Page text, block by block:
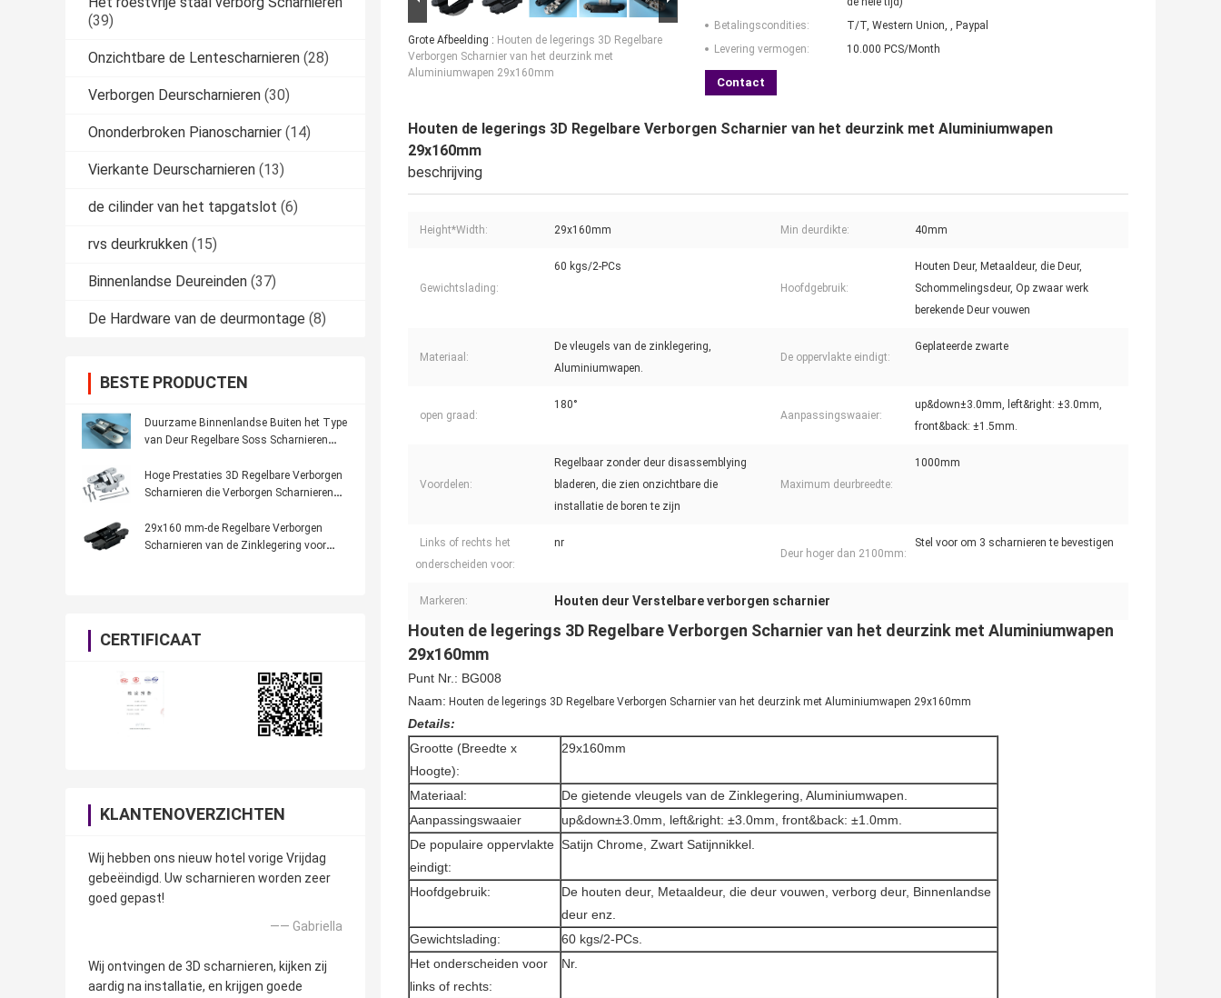
(39)
Onzichtbare de Lentescharnieren (28)
Verborgen Deurscharnieren (30)
Ononderbroken Pianoscharnier (14)
Vierkante Deurscharnieren (13)
de cilinder van het tapgatslot (6)
rvs deurkrukken (15)
Binnenlandse Deureinden (37)
De Hardware van de deurmontage (8)
BESTE PRODUCTEN
Duurzame Binnenlandse Buiten het Type
van Deur Regelbare Soss Scharnieren
Hoge Prestaties 3D Regelbare Verborgen
Scharnieren die Verborgen Scharnieren
29x160 mm-de Regelbare Verborgen
Scharnieren van de Zinklegering voor
CERTIFICAAT
KLANTENOVERZICHTEN
Wij hebben ons nieuw hotel vorige Vrijdag
gebeëindigd. Uw scharnieren worden zeer
goed gepast!
—— Gabriella
Wij ontvingen de 3D scharnieren, kijken zij
aardig na installatie, en krijgen goede
Grote Afbeelding : Houten de legerings 3D Regelbare
Verborgen Scharnier van het deurzink met
Aluminiumwapen 29x160mm
Betalingscondities:
T/T, Western Union, , Paypal
Levering vermogen:
10.000 PCS/Month
Contact
Houten de legerings 3D Regelbare Verborgen Scharnier van het deurzink met Aluminiumwapen
29x160mm
beschrijving
Height*Width: 29x160mm Min deurdikte: 40mm
Gewichtslading:
60 kgs/2-PCs
Hoofdgebruik:
Houten Deur, Metaaldeur, die Deur,
Schommelingsdeur, Op zwaar werk
berekende Deur vouwen
Materiaal:
De vleugels van de zinklegering,
Aluminiumwapen.
De oppervlakte eindigt:
Geplateerde zwarte
open graad:
180°
Aanpassingswaaier:
up&down±3.0mm, left&right: ±3.0mm,
front&back: ±1.5mm.
Voordelen:
Regelbaar zonder deur disassemblying
bladeren, die zien onzichtbare die
installatie de boren te zijn
Maximum deurbreedte:
1000mm
Links of rechts het
onderscheiden voor:
nr
Deur hoger dan 2100mm:
Stel voor om 3 scharnieren te bevestigen
Markeren: Houten deur Verstelbare verborgen scharnier
Houten de legerings 3D Regelbare Verborgen Scharnier van het deurzink met Aluminiumwapen
29x160mm
Punt Nr.: BG008
Naam: Houten de legerings 3D Regelbare Verborgen Scharnier van het deurzink met Aluminiumwapen 29x160mm
Details:
Grootte (Breedte x
Hoogte):
29x160mm
Materiaal:
De gietende vleugels van de Zinklegering, Aluminiumwapen.
Aanpassingswaaier
up&down±3.0mm, left&right: ±3.0mm, front&back: ±1.0mm.
De populaire oppervlakte
eindigt:
Satijn Chrome, Zwart Satijnnikkel.
Hoofdgebruik:
De houten deur, Metaaldeur, die deur vouwen, verborg deur, Binnenlandse
deur enz.
Gewichtslading:
60 kgs/2-PCs.
Het onderscheiden voor
links of rechts:
Nr.